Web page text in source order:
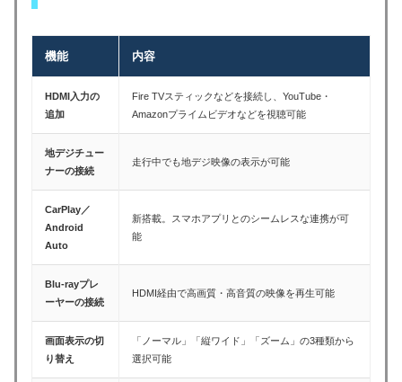
機能 内容
HDMI入力の
追加
Fire TVスティックなどを接続し、YouTube・
Amazonプライムビデオなどを視聴可能
地デジチュー
ナーの接続
走行中でも地デジ映像の表示が可能
CarPlay／
Android
Auto
新搭載。スマホアプリとのシームレスな連携が可
能
Blu-rayプレ
ーヤーの接続
HDMI経由で高画質・高音質の映像を再生可能
画面表示の切
り替え
「ノーマル」「縦ワイド」「ズーム」の3種類から
選択可能